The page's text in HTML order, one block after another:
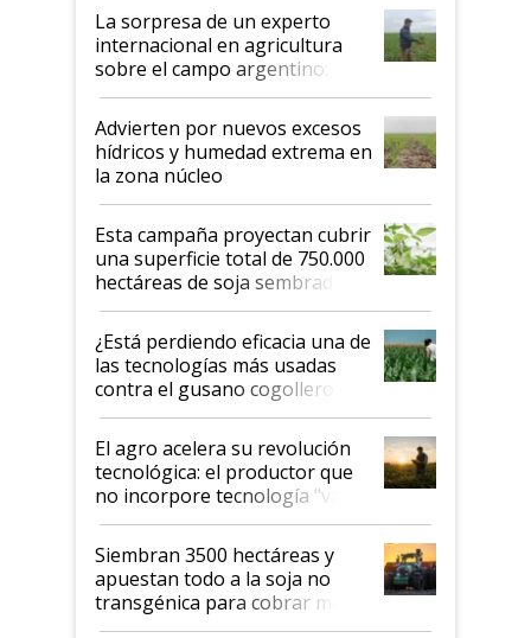
La sorpresa de un experto
internacional en agricultura
sobre el campo argentino:
"Estoy muy impresionado"
Advierten por nuevos excesos
hídricos y humedad extrema en
la zona núcleo
Esta campaña proyectan cubrir
una superficie total de 750.000
hectáreas de soja sembradas
con una nueva generación de
variedades que marcan un
salto tecnológico en genética y
rendimiento
¿Está perdiendo eficacia una de
las tecnologías más usadas
contra el gusano cogollero? El
desafío de una tecnología clave
El agro acelera su revolución
tecnológica: el productor que
no incorpore tecnología "va a
perder el tren"
Siembran 3500 hectáreas y
apuestan todo a la soja no
transgénica para cobrar más
por tonelada: compraron un